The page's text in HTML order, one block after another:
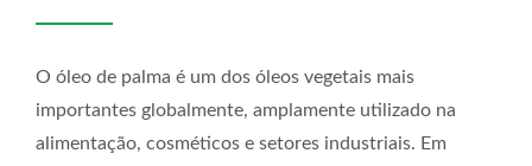
O óleo de palma é um dos óleos vegetais mais
importantes globalmente, amplamente utilizado na
alimentação, cosméticos e setores industriais. Em